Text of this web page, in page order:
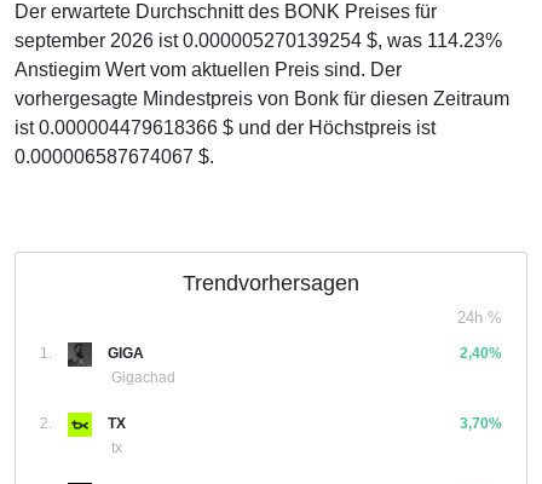
Der erwartete Durchschnitt des BONK Preises für
september 2026 ist 0.000005270139254 $, was 114.23%
Anstiegim Wert vom aktuellen Preis sind. Der
vorhergesagte Mindestpreis von Bonk für diesen Zeitraum
ist 0.000004479618366 $ und der Höchstpreis ist
0.000006587674067 $.
Trendvorhersagen
24h %
1.
GIGA
Gigachad
2,40%
2.
TX
tx
3,70%